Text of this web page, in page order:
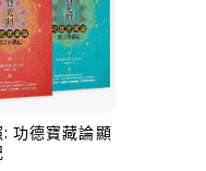
了我執的存在，有
、辛勞等等，透過
於自他的執著，那
實修如幻八喻可以
休息，所以稱為
功德寶藏論顯